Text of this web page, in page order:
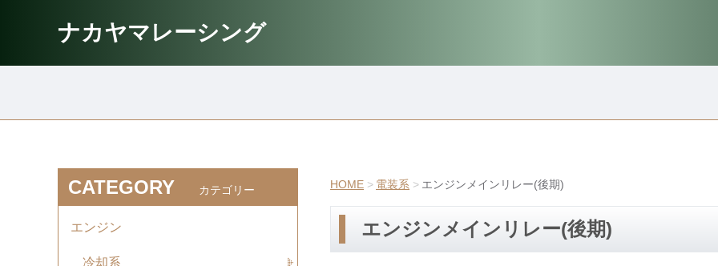
ナカヤマレーシング
HOME 電装系 エンジンメインリレー(後期)
エンジンメインリレー(後期)
CATEGORY カテゴリー
エンジン
冷却系